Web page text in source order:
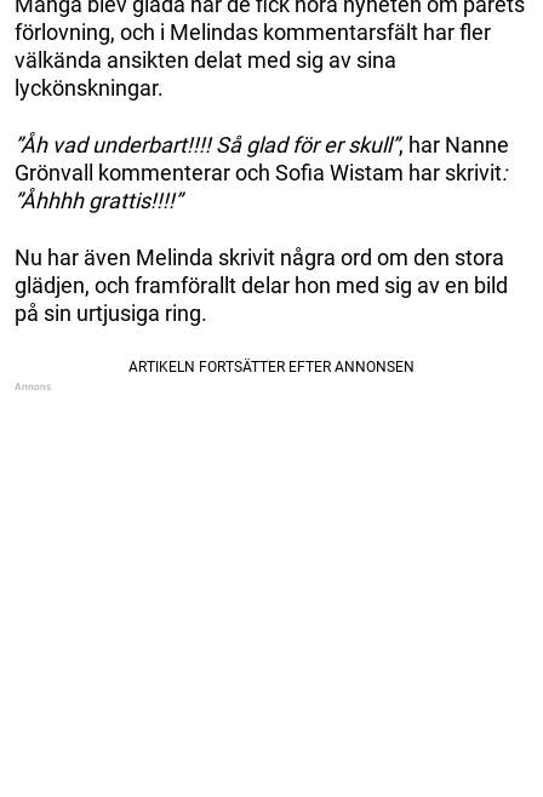
förlovning, och i Melindas kommentarsfält har fler
välkända ansikten delat med sig av sina
lyckönskningar.
”Åh vad underbart!!!! Så glad för er skull”, har Nanne
Grönvall kommenterar och Sofia Wistam har skrivit:
”Åhhhh grattis!!!!”
Nu har även Melinda skrivit några ord om den stora
glädjen, och framförallt delar hon med sig av en bild
på sin urtjusiga ring.